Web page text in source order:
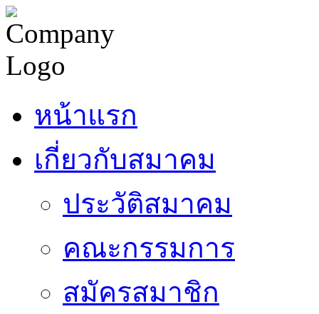
หน้าแรก
เกี่ยวกับสมาคม
ประวัติสมาคม
คณะกรรมการ
สมัครสมาชิก